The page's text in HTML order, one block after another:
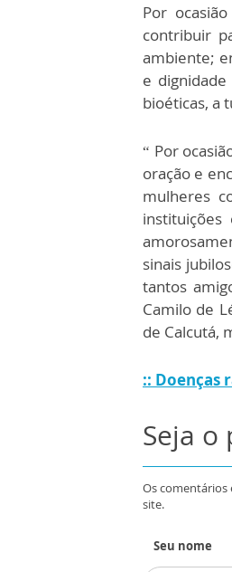
Por
contribuir
ambiente;
e
bioéticas, a
“ Por
oração e
mulheres
sinais
tantos
Camilo de
de Calcutá,
:: Doenças
Seja
Os comentários
site.
Seu nome